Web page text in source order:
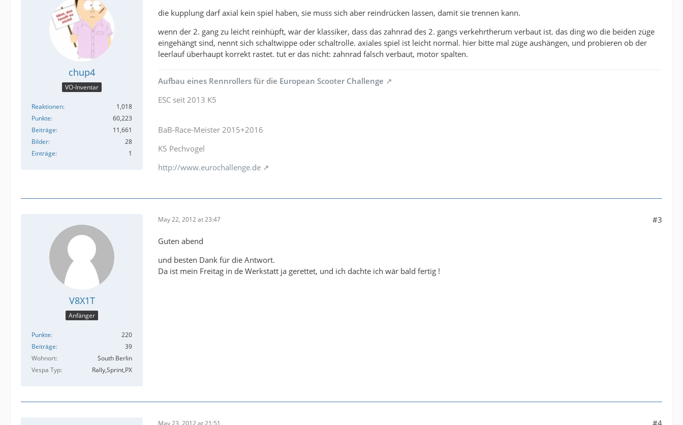
chup4
VO-Inventar
Reaktionen
1,018
Punkte
60,223
Beiträge
11,661
Bilder
28
Einträge
1
die kupplung darf axial kein spiel haben, sie muss sich aber reindrücken lassen, damit sie trennen kann.
wenn der 2. gang zu leicht reinhüpft, wär der klassiker, dass das zahnrad des 2. gangs verkehrtherum verbaut ist. das ding wo die beiden züge
eingehängt sind, nennt sich schaltwippe oder schaltrolle. axiales spiel ist leicht normal. hier bitte mal züge aushängen, und probieren ob der
leerlauf überhaupt korrekt rastet. tut er das nicht: zahnrad falsch verbaut, motor spalten.
Aufbau eines Rennrollers für die European Scooter Challenge
ESC seit 2013 K5
BaB-Race-Meister 2015+2016
K5 Pechvogel
http://www.eurochallenge.de
V8X1T
Anfänger
Punkte
220
Beiträge
39
Wohnort
South Berlin
Vespa Typ
Rally,Sprint,PX
May 22, 2012 at 23:47 #3
Guten abend
und besten Dank für die Antwort.
Da ist mein Freitag in de Werkstatt ja gerettet, und ich dachte ich wär bald fertig !
May 23, 2012 at 21:51